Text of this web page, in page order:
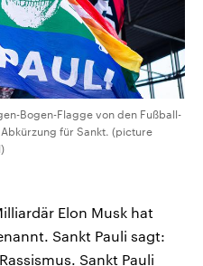
Bogen-Flagge von den Fußball-
für Sankt. (picture
Elon Musk hat
Sankt Pauli sagt:
Sankt Pauli